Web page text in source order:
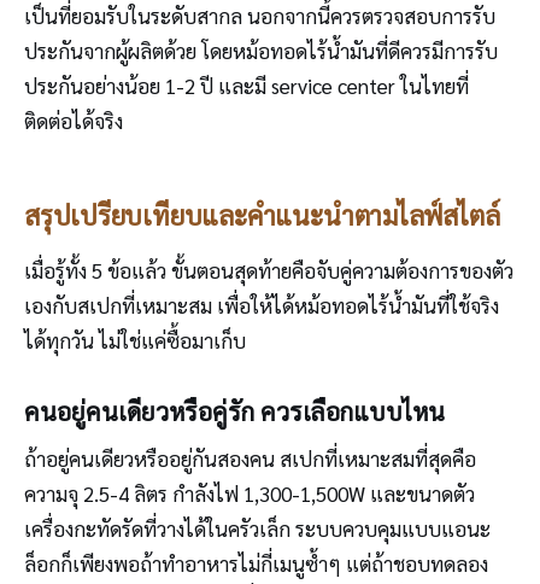
เป็นที่ยอมรับในระดับสากล นอกจากนี้ควรตรวจสอบการรับ
ประกันจากผู้ผลิตด้วย โดยหม้อทอดไร้น้ำมันที่ดีควรมีการรับ
ประกันอย่างน้อย 1-2 ปี และมี service center ในไทยที่
ติดต่อได้จริง
สรุปเปรียบเทียบและคำแนะนำตามไลฟ์สไตล์
เมื่อรู้ทั้ง 5 ข้อแล้ว ขั้นตอนสุดท้ายคือจับคู่ความต้องการของตัว
เองกับสเปกที่เหมาะสม เพื่อให้ได้หม้อทอดไร้น้ำมันที่ใช้จริง
ได้ทุกวัน ไม่ใช่แค่ซื้อมาเก็บ
คนอยู่คนเดียวหรือคู่รัก ควรเลือกแบบไหน
ถ้าอยู่คนเดียวหรืออยู่กันสองคน สเปกที่เหมาะสมที่สุดคือ
ความจุ 2.5-4 ลิตร กำลังไฟ 1,300-1,500W และขนาดตัว
เครื่องกะทัดรัดที่วางได้ในครัวเล็ก ระบบควบคุมแบบแอนะ
ล็อกก็เพียงพอถ้าทำอาหารไม่กี่เมนูซ้ำๆ แต่ถ้าชอบทดลอง